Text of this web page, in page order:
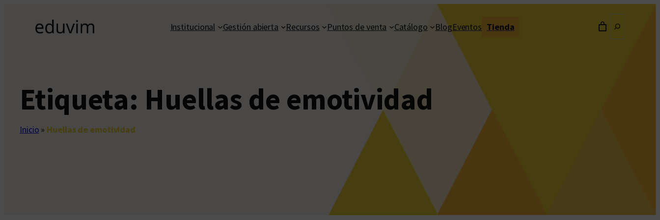
contenido
Institucional Gestión abierta Recursos Puntos de venta Catálogo BlogEventos Tienda
Etiqueta: Huellas de emotividad
Inicio » Huellas de emotividad